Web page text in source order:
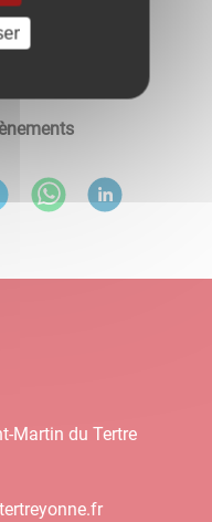
Martin du Tertre